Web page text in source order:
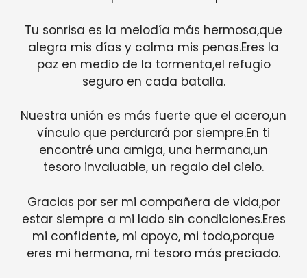
Tu sonrisa es la melodía más hermosa,que
alegra mis días y calma mis penas.Eres la
paz en medio de la tormenta,el refugio
seguro en cada batalla.
Nuestra unión es más fuerte que el acero,un
vínculo que perdurará por siempre.En ti
encontré una amiga, una hermana,un
tesoro invaluable, un regalo del cielo.
Gracias por ser mi compañera de vida,por
estar siempre a mi lado sin condiciones.Eres
mi confidente, mi apoyo, mi todo,porque
eres mi hermana, mi tesoro más preciado.